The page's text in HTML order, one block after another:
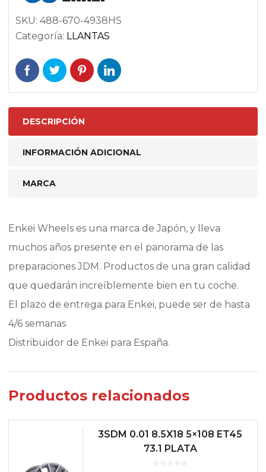
SKU: 488-670-4938HS
Categoría: LLANTAS
DESCRIPCIÓN
INFORMACIÓN ADICIONAL
MARCA
Enkei Wheels es una marca de Japón, y lleva
muchos años presente en el panorama de las
preparaciones JDM. Productos de una gran calidad
que quedarán increíblemente bien en tu coche.
El plazo de entrega para Enkei, puede ser de hasta
4/6 semanas
Distribuidor de Enkei para España.
Productos relacionados
3SDM 0.01 8.5X18 5×108 ET45
73.1 PLATA